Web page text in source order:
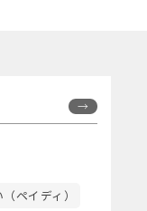
ペイディ）